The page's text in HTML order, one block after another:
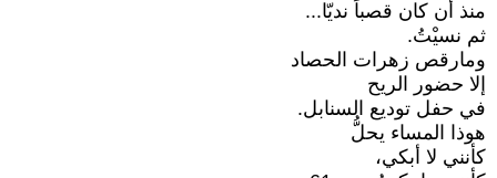
منذ أن كان قصباً نديّا...
ثم نسيْتُ.
ومارقص زهرات الحصاد
إلا حضور الريح
في حفل توديع السنابل.
هوذا المساء يحلُّ
كأنني لا أبكي،